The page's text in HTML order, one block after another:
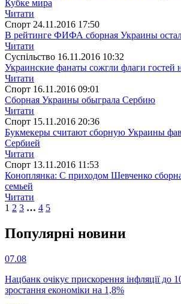
Кубке мира
Читати
Спорт 24.11.2016 17:50
В рейтинге ФИФА сборная Украины
Читати
Суспiльство 16.11.2016 10:32
Украинские фанаты сожгли флаги гостей
Читати
Спорт 16.11.2016 09:01
Сборная Украины обыграла Сербию
Читати
Спорт 15.11.2016 20:36
Букмекеры считают сборную Украины
Сербией
Читати
Спорт 13.11.2016 11:53
Коноплянка: С приходом Шевченко
семьей
Читати
1 2 3 … 4 5
Популярнi новини
07.08
Нацбанк очікує прискорення інфляції до
зростання економіки на 1,8%